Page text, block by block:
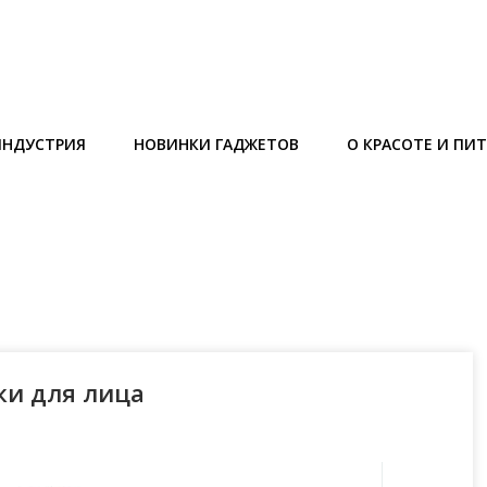
НОВИНКИ ГАДЖЕТОВ О КРАСОТЕ И
для лица